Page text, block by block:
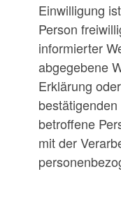
Einwilligung
Person
informierter
abgegebene
Erklärung
betroffene
mit der